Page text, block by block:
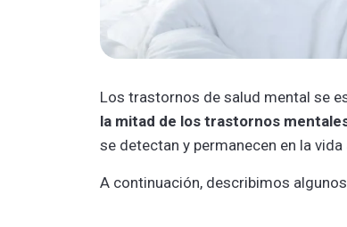
Los trastornos de salud mental se
la mitad de los trastornos
se detectan y permanecen en la vida
A continuación, describimos